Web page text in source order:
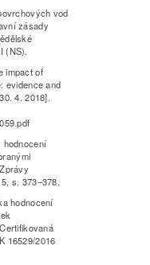
vod
zásady
(NS).
impact of
evidence and
4. 2018].
hodnocení
s. 373–378.
hodnocení
16529/2016